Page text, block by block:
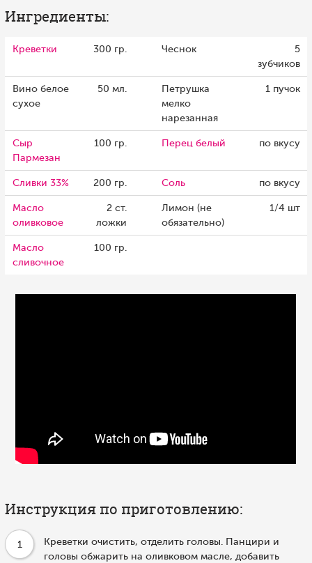
Ингредиенты:
Креветки 300 гр. Чеснок
5
зубчиков
Вино белое
сухое
50 мл.
Петрушка
мелко
нарезанная
1 пучок
Сыр
Пармезан
100 гр. Перец белый по вкусу
Сливки 33% 200 гр. Соль по вкусу
Масло
оливковое
2 ст.
ложки
Лимон (не
обязательно)
1/4 шт
Масло
сливочное
100 гр.
Инструкция по приготовлению:
1
Креветки очистить, отделить головы. Панцири и
головы обжарить на оливковом масле, добавить